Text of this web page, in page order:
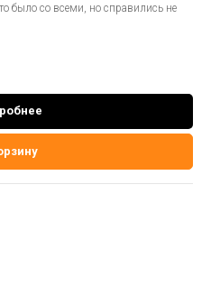
было со всеми, но справились не